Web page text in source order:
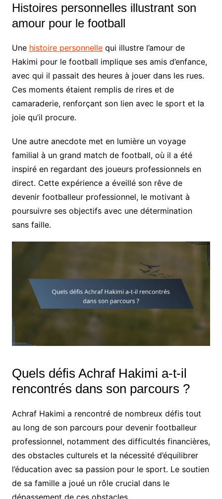
Histoires personnelles illustrant son
amour pour le football
Une histoire personnellequi illustre l’amour de
Hakimi pour le football implique ses amis d’enfance,
avec qui il passait des heures à jouer dans les rues.
Ces moments étaient remplis de rires et de
camaraderie, renforçant son lien avec le sport et la
joie qu’il procure.
Une autre anecdote met en lumière un voyage
familial à un grand match de football, où il a été
inspiré en regardant des joueurs professionnels en
direct. Cette expérience a éveillé son rêve de
devenir footballeur professionnel, le motivant à
poursuivre ses objectifs avec une détermination
sans faille.
Quels défis Achraf Hakimi a-t-il
rencontrés dans son parcours ?
Achraf Hakimi a rencontré de nombreux défis tout
au long de son parcours pour devenir footballeur
professionnel, notamment des difficultés financières,
des obstacles culturels et la nécessité d’équilibrer
l’éducation avec sa passion pour le sport. Le soutien
de sa famille a joué un rôle crucial dans le